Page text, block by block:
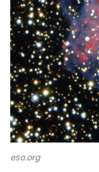
eso.org